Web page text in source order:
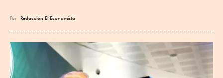
Por Redacción El Economista